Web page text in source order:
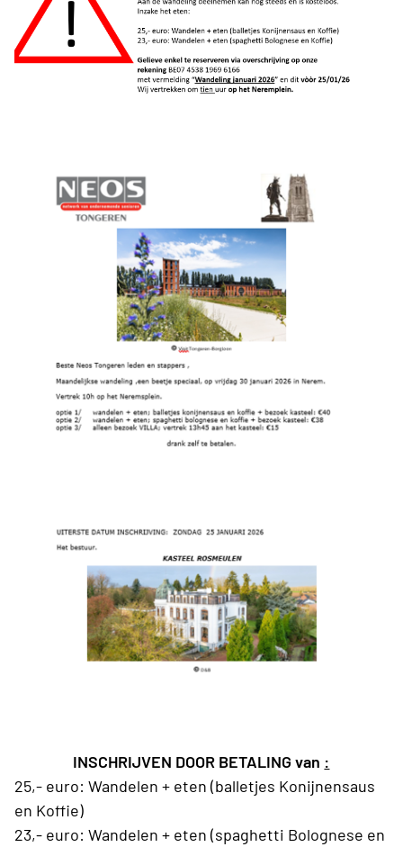
INSCHRIJVEN DOOR BETALING van :
25,- euro: Wandelen + eten (balletjes Konijnensaus
en Koffie)
23,- euro: Wandelen + eten (spaghetti Bolognese en